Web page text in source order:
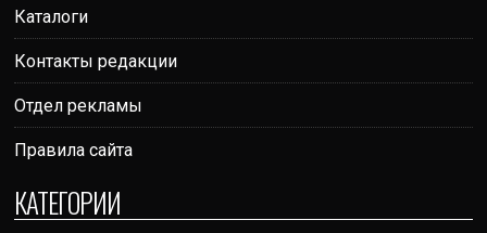
Каталоги
Контакты редакции
Отдел рекламы
Правила сайта
КАТЕГОРИИ